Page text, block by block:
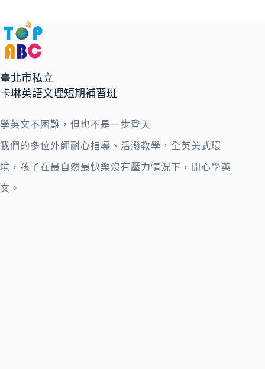
臺北市私立
卡琳英語文理短期補習班
學英文不困難，但也不是一步登天
我們的多位外師耐心指導、活潑教學，全英美式環
境，孩子在最自然最快樂沒有壓力情況下，開心學英
文。